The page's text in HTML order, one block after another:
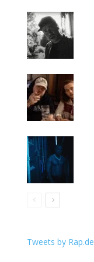
Tweets by Rap.de